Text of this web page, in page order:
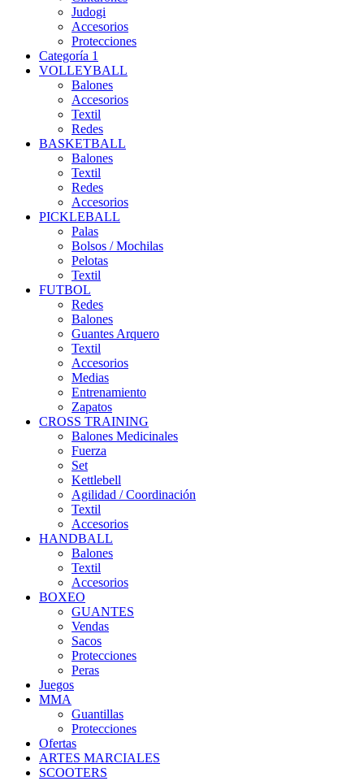
Judogi
Accesorios
Protecciones
Categoría 1
VOLLEYBALL
Balones
Accesorios
Textil
Redes
BASKETBALL
Balones
Textil
Redes
Accesorios
PICKLEBALL
Palas
Bolsos / Mochilas
Pelotas
Textil
FUTBOL
Redes
Balones
Guantes Arquero
Textil
Accesorios
Medias
Entrenamiento
Zapatos
CROSS TRAINING
Balones Medicinales
Fuerza
Set
Kettlebell
Agilidad / Coordinación
Textil
Accesorios
HANDBALL
Balones
Textil
Accesorios
BOXEO
GUANTES
Vendas
Sacos
Protecciones
Peras
Juegos
MMA
Guantillas
Protecciones
Ofertas
ARTES MARCIALES
SCOOTERS